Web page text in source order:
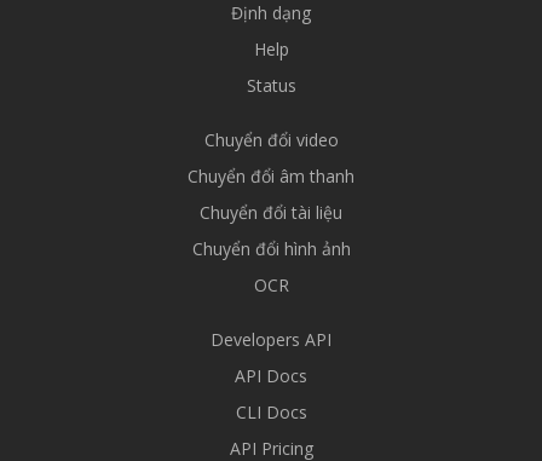
Định dạng
Help
Status
Chuyển đổi video
Chuyển đổi âm thanh
Chuyển đổi tài liệu
Chuyển đổi hình ảnh
OCR
Developers API
API Docs
CLI Docs
API Pricing